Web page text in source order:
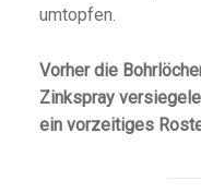
umtopfen.
Vorher die
Zinkspray
ein vorzeitiges